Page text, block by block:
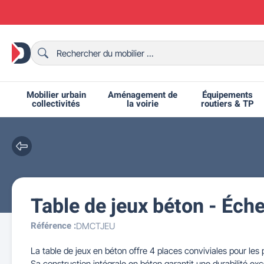
Mobilier urbain
collectivités
Bancs urbains
Aménagement de
la voirie
Bornes et potelets urbains
Équipements
routiers & TP
Ralentisseurs routiers
Grilles d'exposition
Fêtes et événements
Chaises de collectivité
Mobilier intérieur CHR
Chaises et bancs scolaires
Tables de ping-pong
Table de jeux béton -
Référence :DMCTJEU
La table de jeux en béton offre 4 places conviviales pour